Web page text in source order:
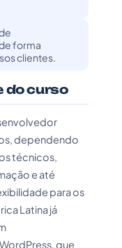
forma
clientes.
do curso
dependendo
técnicos,
e até
para os
Latina já
que